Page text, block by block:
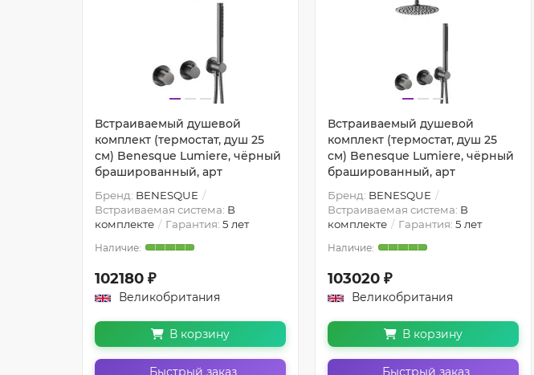
Встраиваемый душевой
комплект (термостат, душ 25
см) Benesque Lumiere, чёрный
брашированный, арт
Бренд: BENESQUE
Встраиваемая система: В
комплекте
Гарантия: 5 лет
102180 ₽
Великобритания
В корзину
Быстрый заказ
Встраиваемый душевой
комплект (термостат, душ 25
см) Benesque Lumiere, чёрный
брашированный, арт
Бренд: BENESQUE
Встраиваемая система: В
комплекте
Гарантия: 5 лет
103020 ₽
Великобритания
В корзину
Быстрый заказ